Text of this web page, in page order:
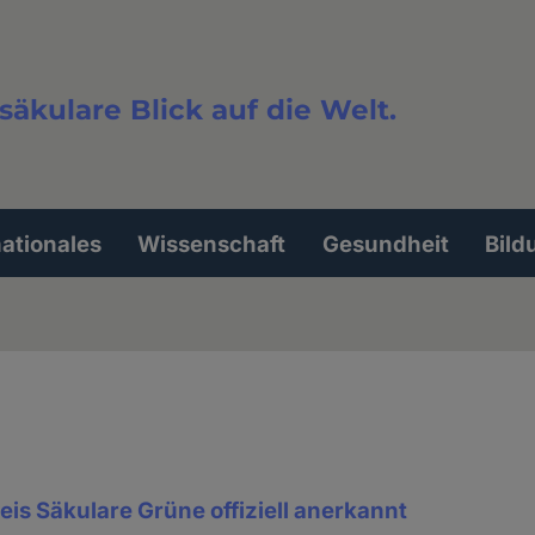
Blick auf die Welt.
Wissenschaft Gesundheit
Säkulare Grüne offiziell anerkannt